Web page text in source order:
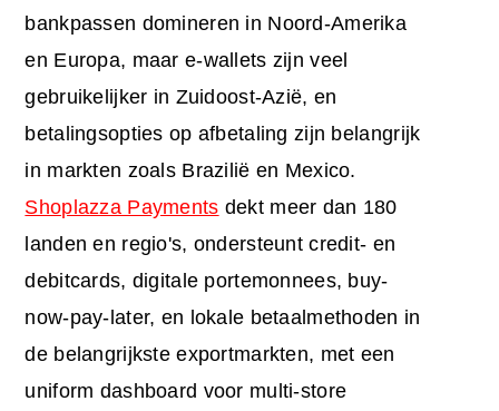
bankpassen domineren in Noord-Amerika
en Europa, maar e-wallets zijn veel
gebruikelijker in Zuidoost-Azië, en
betalingsopties op afbetaling zijn belangrijk
in markten zoals Brazilië en Mexico.
Shoplazza Payments dekt meer dan 180
landen en regio's, ondersteunt credit- en
debitcards, digitale portemonnees, buy-
now-pay-later, en lokale betaalmethoden in
de belangrijkste exportmarkten, met een
uniform dashboard voor multi-store